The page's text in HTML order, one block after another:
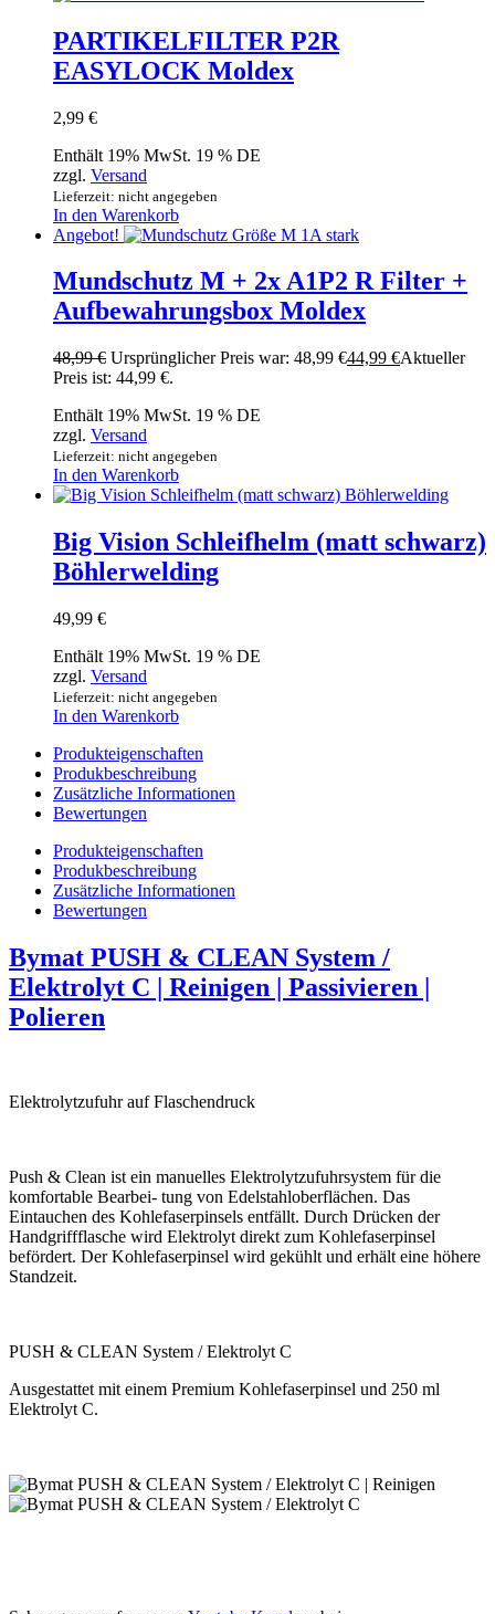
PARTIKELFILTER P2R
EASYLOCK Moldex
2,99 €
Enthält 19% MwSt. 19 % DE
zzgl. Versand
Lieferzeit: nicht angegeben
In den Warenkorb
Angebot!
Mundschutz M + 2x A1P2 R Filter +
Aufbewahrungsbox Moldex
48,99€ Ursprünglicher Preis war: 48,99 €44,99 €Aktueller
Preis ist: 44,99 €.
Enthält 19% MwSt. 19 % DE
zzgl. Versand
Lieferzeit: nicht angegeben
In den Warenkorb
Big Vision Schleifhelm (matt schwarz)
Böhlerwelding
49,99 €
Enthält 19% MwSt. 19 % DE
zzgl. Versand
Lieferzeit: nicht angegeben
In den Warenkorb
Produkteigenschaften
Produkbeschreibung
Zusätzliche Informationen
Bewertungen
Produkteigenschaften
Produkbeschreibung
Zusätzliche Informationen
Bewertungen
Bymat PUSH & CLEAN System /
Elektrolyt C | Reinigen | Passivieren |
Polieren
Elektrolytzufuhr auf Flaschendruck
Push & Clean ist ein manuelles Elektrolytzufuhrsystem für die
komfortable Bearbei- tung von Edelstahloberflächen. Das
Eintauchen des Kohlefaserpinsels entfällt. Durch Drücken der
Handgriffflasche wird Elektrolyt direkt zum Kohlefaserpinsel
befördert. Der Kohlefaserpinsel wird gekühlt und erhält eine höhere
Standzeit.
PUSH & CLEAN System / Elektrolyt C
Ausgestattet mit einem Premium Kohlefaserpinsel und 250 ml
Elektrolyt C.